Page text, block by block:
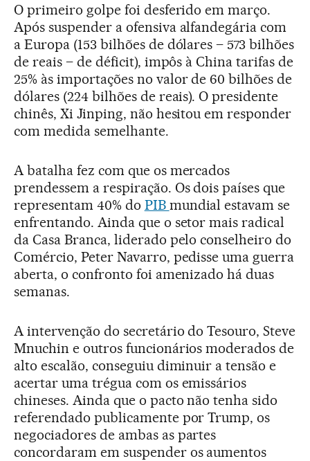
O primeiro golpe foi desferido em março.
Após suspender a ofensiva alfandegária com
a Europa (153 bilhões de dólares – 573 bilhões
de reais – de déficit), impôs à China tarifas de
25% às importações no valor de 60 bilhões de
dólares (224 bilhões de reais). O presidente
chinês, Xi Jinping, não hesitou em responder
com medida semelhante.
A batalha fez com que os mercados
prendessem a respiração. Os dois países que
representam 40% do PIB mundial estavam se
enfrentando. Ainda que o setor mais radical
da Casa Branca, liderado pelo conselheiro do
Comércio, Peter Navarro, pedisse uma guerra
aberta, o confronto foi amenizado há duas
semanas.
A intervenção do secretário do Tesouro, Steve
Mnuchin e outros funcionários moderados de
alto escalão, conseguiu diminuir a tensão e
acertar uma trégua com os emissários
chineses. Ainda que o pacto não tenha sido
referendado publicamente por Trump, os
negociadores de ambas as partes
concordaram em suspender os aumentos